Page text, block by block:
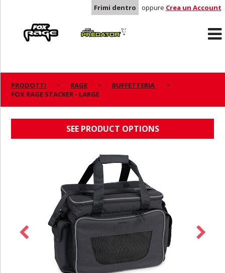
Frimi dentro oppure Crea un Account
Predator
PRODOTTI RAGE
BUFFETTERIA
FOX RAGE STACKER - LARGE
SEE PRODUCT OPTIONS